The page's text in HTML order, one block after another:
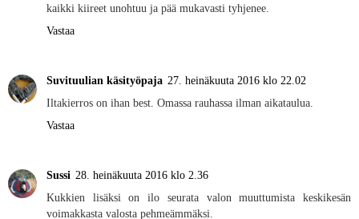
kaikki kiireet unohtuu ja pää mukavasti tyhjenee.
Vastaa
Suvituulian käsityöpaja 27. heinäkuuta 2016 klo 22.02
Iltakierros on ihan best. Omassa rauhassa ilman aikataulua.
Vastaa
Sussi 28. heinäkuuta 2016 klo 2.36
Kukkien lisäksi on ilo seurata valon muuttumista keskikesän
voimakkasta valosta pehmeämmäksi.